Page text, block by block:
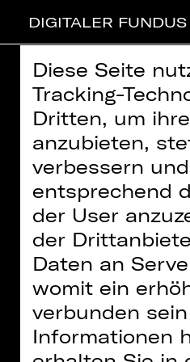
DIGITALER FUNDUS
> zurück
EINFÜHRUNG
BUNBURY -
von Oscar Wilde, in
Neuübersetzung
Inhalte
immer
Weitere
Video: David
Nürnberg
Zwei Freunde, eine
führt auf dem Land
Diese Seite
Tracking-
Dritten, um
anzubieten,
verbessern
entsprechend
der User
der
Daten an
womit ein
verbunden
Informationen